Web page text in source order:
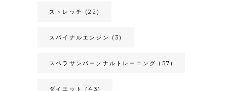
ストレッチ (22)
スパイナルエンジン (3)
スペラサンパーソナルトレーニング (57)
ダイエット (43)